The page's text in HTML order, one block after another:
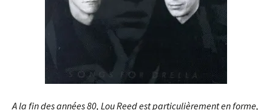
A la fin des années 80, Lou Reed est particulièrement en forme,